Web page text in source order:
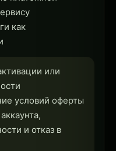
как
или
условий оферты
и отказ в